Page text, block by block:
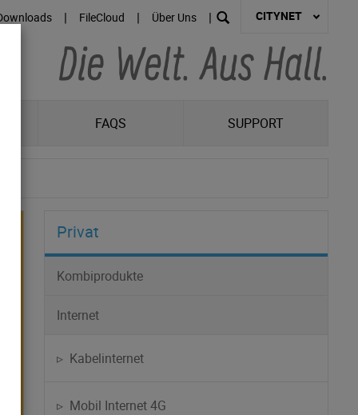
| FileCloud | Über Uns | CITYNET
FAQS SUPPORT
Privat
Kombiprodukte
Internet
▹ Kabelinternet
▹ Mobil Internet 4G